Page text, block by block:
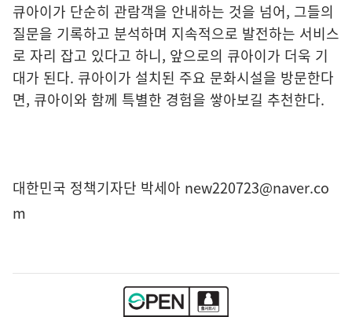
큐아이가 단순히 관람객을 안내하는 것을 넘어, 그들의
질문을 기록하고 분석하며 지속적으로 발전하는 서비스
로 자리 잡고 있다고 하니, 앞으로의 큐아이가 더욱 기
대가 된다. 큐아이가 설치된 주요 문화시설을 방문한다
면, 큐아이와 함께 특별한 경험을 쌓아보길 추천한다.
대한민국 정책기자단 박세아 new220723@naver.co
m